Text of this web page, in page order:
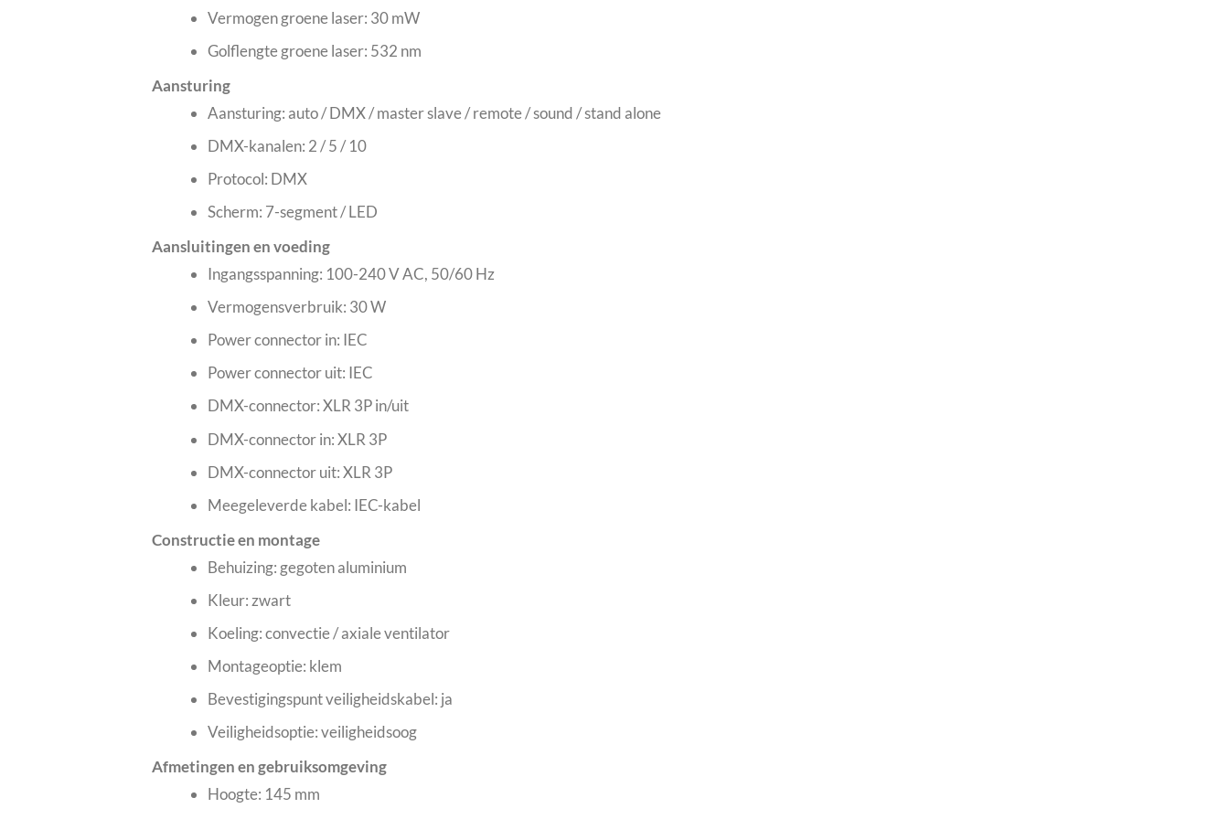
Vermogen groene laser: 30 mW
Golflengte groene laser: 532 nm
Aansturing
Aansturing: auto / DMX / master slave / remote / sound / stand alone
DMX-kanalen: 2 / 5 / 10
Protocol: DMX
Scherm: 7-segment / LED
Aansluitingen en voeding
Ingangsspanning: 100-240 V AC, 50/60 Hz
Vermogensverbruik: 30 W
Power connector in: IEC
Power connector uit: IEC
DMX-connector: XLR 3P in/uit
DMX-connector in: XLR 3P
DMX-connector uit: XLR 3P
Meegeleverde kabel: IEC-kabel
Constructie en montage
Behuizing: gegoten aluminium
Kleur: zwart
Koeling: convectie / axiale ventilator
Montageoptie: klem
Bevestigingspunt veiligheidskabel: ja
Veiligheidsoptie: veiligheidsoog
Afmetingen en gebruiksomgeving
Hoogte: 145 mm